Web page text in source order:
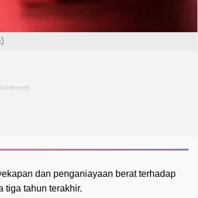
dan penganiayaan berat terhadap
tiga tahun terakhir.